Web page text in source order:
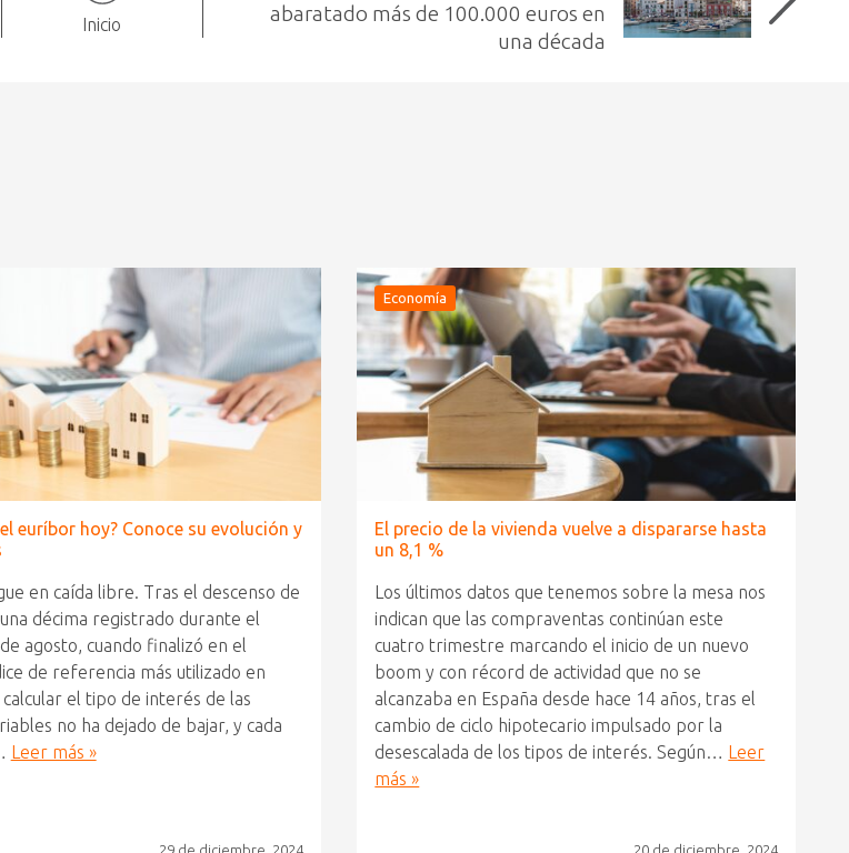
Inicio
abaratado más de 100.000 euros en
una década
euríbor hoy? Conoce su evolución y
en caída libre. Tras el descenso de
décima registrado durante el
agosto, cuando finalizó en el
de referencia más utilizado en
el tipo de interés de las
no ha dejado de bajar, y cada
Leer más »
29 de diciembre, 2024
Economía
El precio de la vivienda vuelve a dispararse hasta
un 8,1 %
Los últimos datos que tenemos sobre la mesa nos
indican que las compraventas continúan este
cuatro trimestre marcando el inicio de un nuevo
boom y con récord de actividad que no se
alcanzaba en España desde hace 14 años, tras el
cambio de ciclo hipotecario impulsado por la
desescalada de los tipos de interés. Según… Leer
más »
20 de diciembre, 2024